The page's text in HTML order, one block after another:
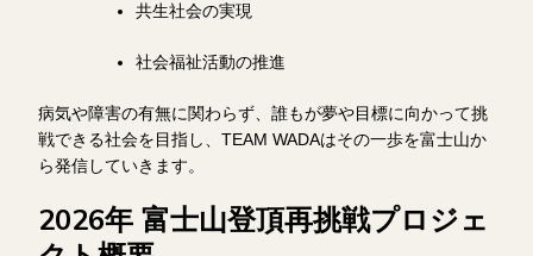
共生社会の実現
社会福祉活動の推進
病気や障害の有無に関わらず、誰もが夢や目標に向かって挑
戦できる社会を目指し、TEAM WADAはその一歩を富士山か
ら発信していきます。
2026年 富士山登頂再挑戦プロジェ